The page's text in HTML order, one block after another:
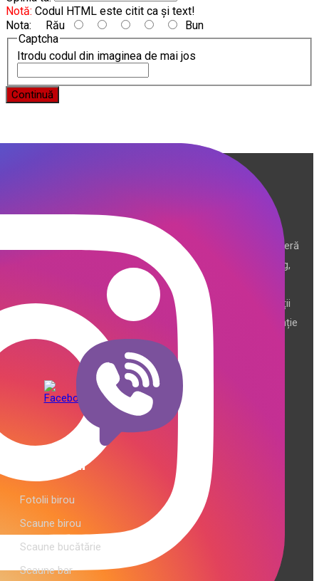
Notă: Codul HTML este citit ca şi text!
Nota: Rău
Bun
Captcha
Itrodu codul din imaginea de mai jos
Continuă
Producător și importator de mobilier în Chișinău. Descoperă
o gamă variată de mobilier pentru birou, bucătărie, living,
dormitor și grădină. Calitate, funcționalitate și design
modern pentru orice spațiu.Îți punem la dispoziție soluții
complete de amenajare direct de la producător, cu garanție
extinsă și consultanță gratuită pentru proiectul tău
Categorii
Fotolii birou
Scaune birou
Scaune bucătărie
Scaune bar